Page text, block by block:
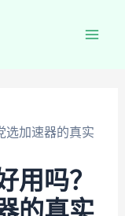
选加速器的真实
用吗？